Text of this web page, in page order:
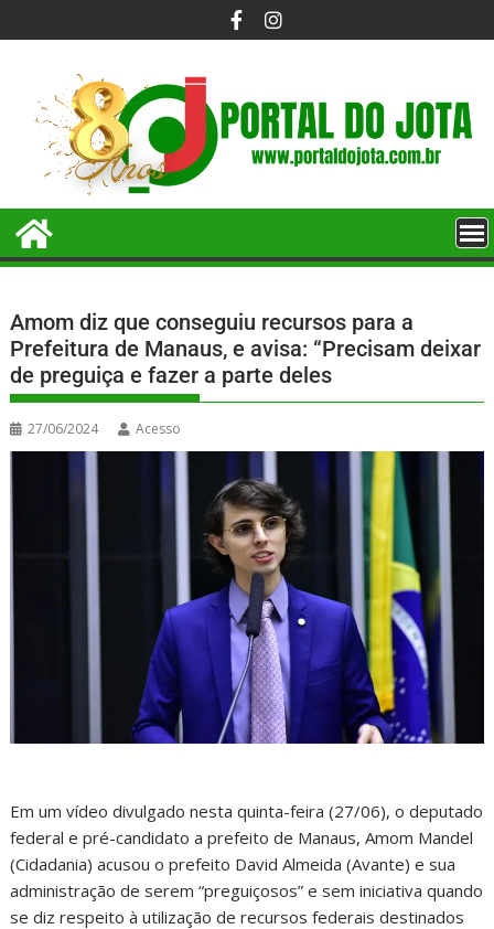
Amom diz que conseguiu recursos para a
Prefeitura de Manaus, e avisa: “Precisam deixar
de preguiça e fazer a parte deles
27/06/2024 Acesso
Em um vídeo divulgado nesta quinta-feira (27/06), o deputado
federal e pré-candidato a prefeito de Manaus, Amom Mandel
(Cidadania) acusou o prefeito David Almeida (Avante) e sua
administração de serem “preguiçosos” e sem iniciativa quando
se diz respeito à utilização de recursos federais destinados